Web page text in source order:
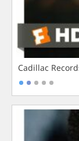
Cadillac